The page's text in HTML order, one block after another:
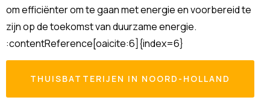
om efficiënter om te gaan met energie en voorbereid te
zijn op de toekomst van duurzame energie.
:contentReference[oaicite:6]{index=6}
THUISBATTERIJEN IN NOORD-HOLLAND